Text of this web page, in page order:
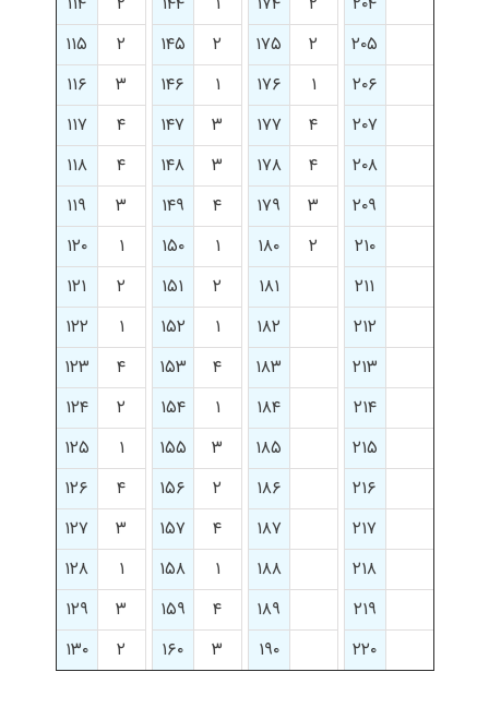
۲۰۵
۲ ۱۷۵ ۲ ۱۴۵ ۲
۱۱۵
۲۰۶
۱ ۱۷۶ ۱ ۱۴۶ ۳
۱۱۶
۲۰۷
۴ ۱۷۷ ۳ ۱۴۷ ۴
۱۱۷
۲۰۸
۴ ۱۷۸ ۳ ۱۴۸ ۴
۱۱۸
۲۰۹
۳ ۱۷۹ ۴ ۱۴۹ ۳
۱۱۹
۲۱۰
۲ ۱۸۰ ۱ ۱۵۰ ۱
۱۲۰
۲۱۱
۱۸۱ ۲ ۱۵۱ ۲
۱۲۱
۲۱۲
۱۸۲ ۱ ۱۵۲ ۱
۱۲۲
۲۱۳
۱۸۳ ۴ ۱۵۳ ۴
۱۲۳
۲۱۴
۱۸۴ ۱ ۱۵۴ ۲
۱۲۴
۲۱۵
۱۸۵ ۳ ۱۵۵ ۱
۱۲۵
۲۱۶
۱۸۶ ۲ ۱۵۶ ۴
۱۲۶
۲۱۷
۱۸۷ ۴ ۱۵۷ ۳
۱۲۷
۲۱۸
۱۸۸ ۱ ۱۵۸ ۱
۱۲۸
۲۱۹
۱۸۹ ۴ ۱۵۹ ۳
۱۲۹
۲۲۰
۱۹۰ ۳ ۱۶۰ ۲ ۱۳۰